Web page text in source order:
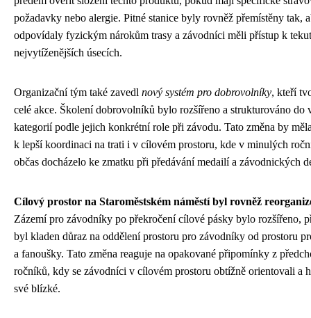
požadavky nebo alergie. Pitné stanice byly rovněž přemístěny tak,
odpovídaly fyzickým nárokům trasy a závodníci měli přístup k
nejvytíženějších úsecích.
Organizační tým také zavedl nový systém pro dobrovolníky, kteří
celé akce. Školení dobrovolníků bylo rozšířeno a strukturováno do
kategorií podle jejich konkrétní role při závodu. Tato změna by
k lepší koordinaci na trati i v cílovém prostoru, kde v minulých
občas docházelo ke zmatku při předávání medailí a závodnických
Cílový prostor na Staroměstském náměstí byl rovněž
Zázemí pro závodníky po překročení cílové pásky bylo rozšířeno,
byl kladen důraz na oddělení prostoru pro závodníky od prostoru
a fanoušky. Tato změna reaguje na opakované připomínky z
ročníků, kdy se závodníci v cílovém prostoru obtížně orientovali a
své blízké.